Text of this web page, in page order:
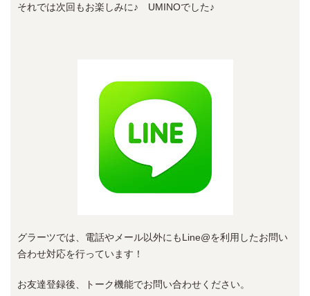
それでは次回もお楽しみに♪ UMINOでした♪
グラーツでは、電話やメール以外にもLine@を利用したお問い
合わせ対応を行っています！
お友達登録後、トーク機能でお問い合わせください。